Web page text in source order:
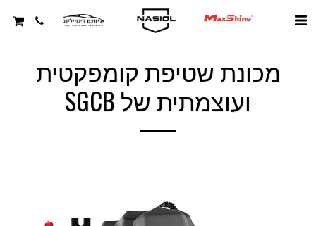
מכונת שטיפת קומפקטית
ועוצמתית של SGCB